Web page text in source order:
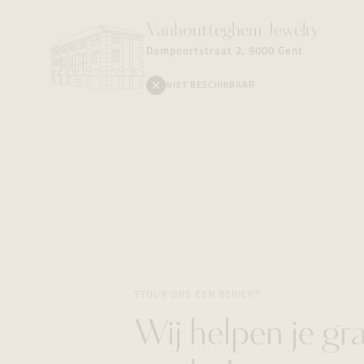
Vanhoutteghem Jewelry
Dampoortstraat 2, 9000 Gent
NIET BESCHIKBAAR
Wij helpen je